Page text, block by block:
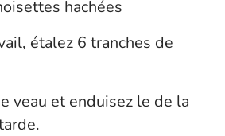
hachées
étalez 6 tranches de
veau et enduisez le de la